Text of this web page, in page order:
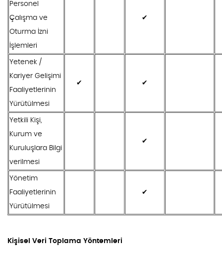
Personel
Çalışma ve
Oturma İzni
İşlemleri
✔
Yetenek /
Kariyer Gelişimi
Faaliyetlerinin
Yürütülmesi
✔ ✔
Yetkili Kişi,
Kurum ve
Kuruluşlara Bilgi
verilmesi
✔
Yönetim
Faaliyetlerinin
Yürütülmesi
✔
Kişisel Veri Toplama Yöntemleri